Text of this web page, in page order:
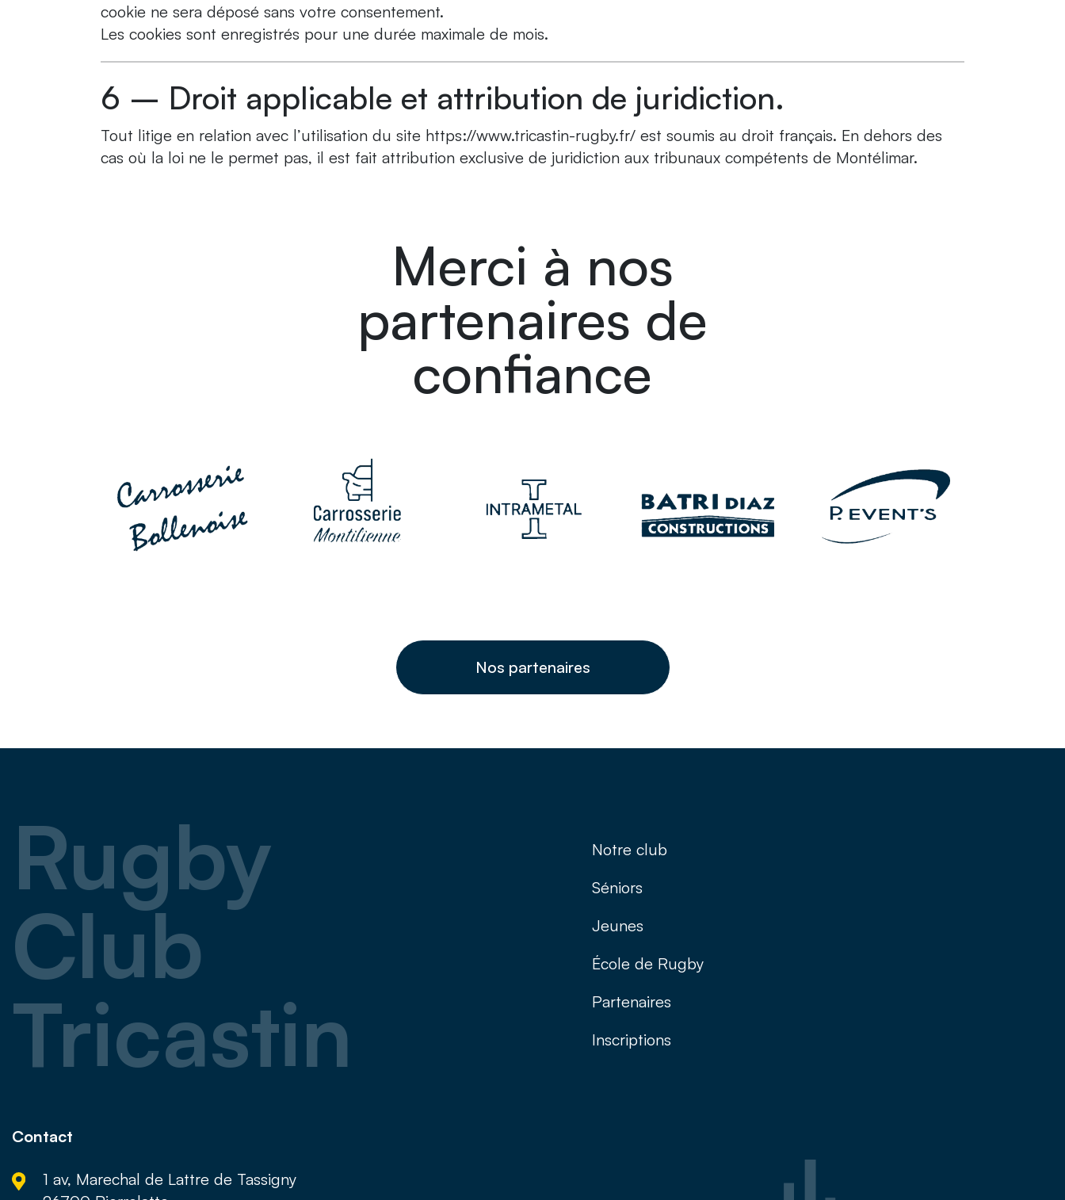
cookie ne sera déposé sans votre consentement.
Les cookies sont enregistrés pour une durée maximale de mois.
6 – Droit applicable et attribution de juridiction.
Tout litige en relation avec l’utilisation du site https://www.tricastin-rugby.fr/ est soumis au droit français. En dehors des
cas où la loi ne le permet pas, il est fait attribution exclusive de juridiction aux tribunaux compétents de Montélimar.
Merci à nos
partenaires de
confiance
Nos partenaires
Rugby
Club
Tricastin
Notre club
Séniors
Jeunes
École de Rugby
Partenaires
Inscriptions
Contact
1 av, Marechal de Lattre de Tassigny